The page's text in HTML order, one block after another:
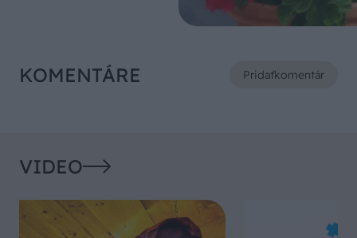
KOMENTÁRE Pridaťkomentár
VIDEO